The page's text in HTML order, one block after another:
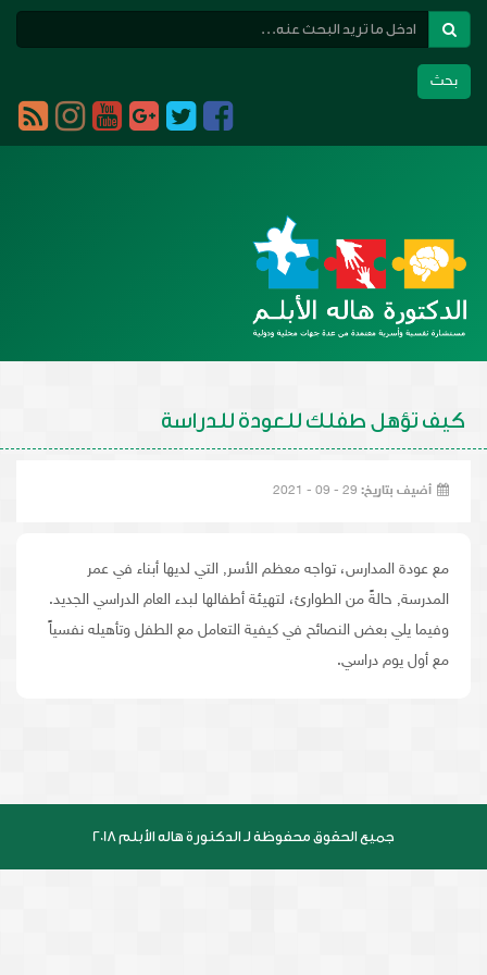
بحث
كيف تؤهل طفلك للعودة للدراسة
أضيف بتاريخ:
مع عودة المدارس، تواجه معظم الأسر٬ التي لديها أبناء في عمر
المدرسة٬ حالةً من الطوارئ، لتهيئة أطفالها لبدء العام الدراسي الجديد.
وفيما يلي بعض النصائح في كيفية التعامل مع الطفل وتأهيله نفسياً
مع أول يوم دراسي.
جميع الحقوق محفوظة لـ الدكتورة هاله الأبلم 2018